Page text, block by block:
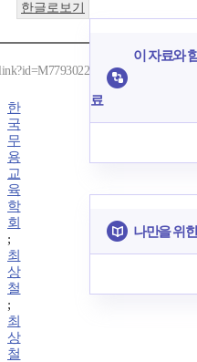
한글로보기
한
국
무
용
교
육
학
회
;
최
상
철
;
최
상
철
이 자료와
료
나만을 위